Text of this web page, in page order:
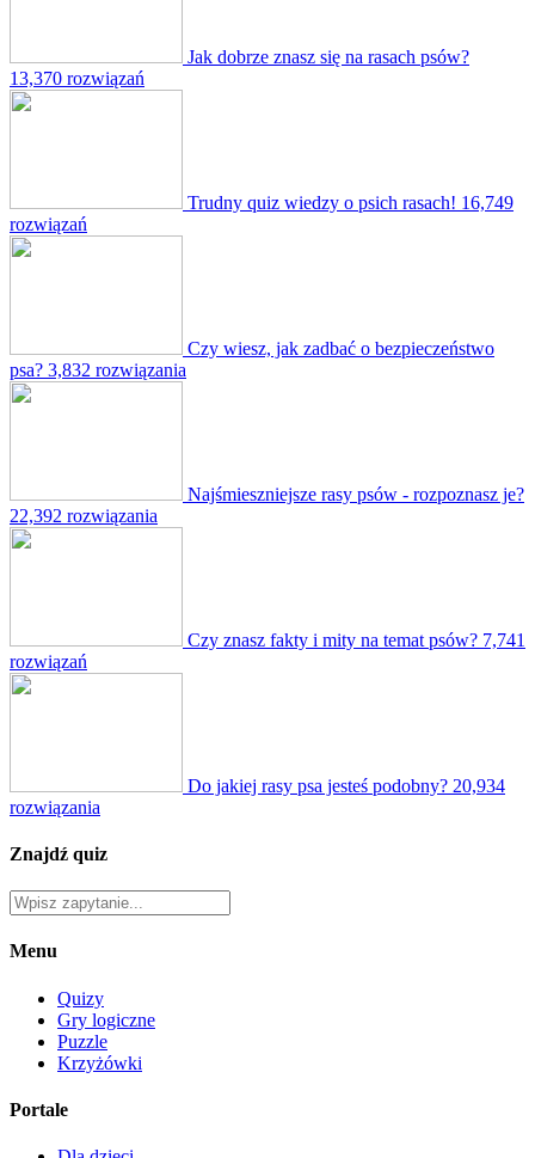
Jak dobrze znasz się na rasach psów?
13,370 rozwiązań
Trudny quiz wiedzy o psich rasach! 16,749
rozwiązań
Czy wiesz, jak zadbać o bezpieczeństwo
psa? 3,832 rozwiązania
Najśmieszniejsze rasy psów - rozpoznasz je?
22,392 rozwiązania
Czy znasz fakty i mity na temat psów? 7,741
rozwiązań
Do jakiej rasy psa jesteś podobny? 20,934
rozwiązania
Znajdź quiz
Menu
Quizy
Gry logiczne
Puzzle
Krzyżówki
Portale